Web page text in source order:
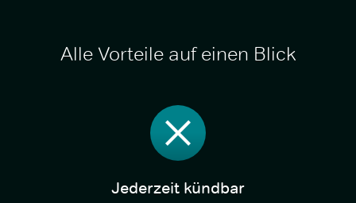
Alle Vorteile auf einen Blick
Jederzeit kündbar